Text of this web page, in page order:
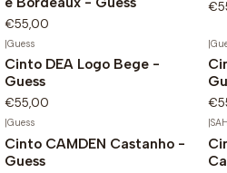
€55,00
|Guess
Cinto DEA Logo Bege -
Guess
€55,00
|
|Guess
Cinto CAMDEN Castanho -
Guess
|